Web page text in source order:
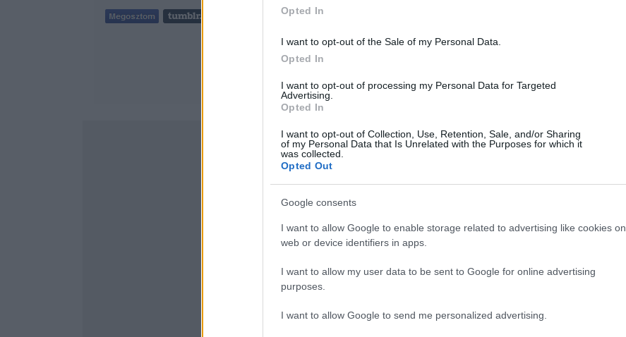
Opted In
I want to opt-out of the Sale of my Personal Data.
Opted In
I want to opt-out of processing my Personal Data for Targeted
Advertising.
Opted In
I want to opt-out of Collection, Use, Retention, Sale, and/or Sharing
of my Personal Data that Is Unrelated with the Purposes for which it
was collected.
Opted Out
Google consents
I want to allow Google to enable storage related to advertising like cookies on
web or device identifiers in apps.
I want to allow my user data to be sent to Google for online advertising
purposes.
I want to allow Google to send me personalized advertising.
Tetszik 0
LEGFRISSEBB